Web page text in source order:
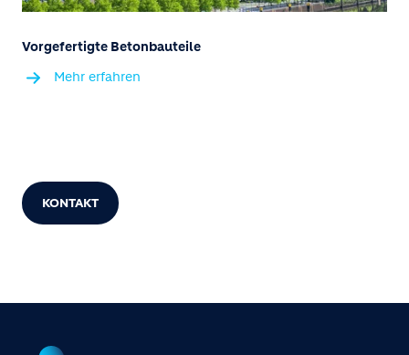
Vorgefertigte Betonbauteile
Mehr erfahren
KONTAKT